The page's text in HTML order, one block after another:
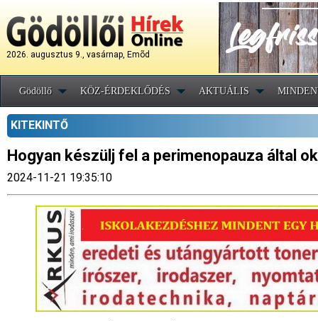
2026. augusztus 9., vasárnap, Emõd
Gödöllő KÖZ-ÉRDEKLŐDÉS AKTUÁLIS
KITEKINTŐ
Hogyan készülj fel a perimenopauza által
2024-11-21 19:35:10